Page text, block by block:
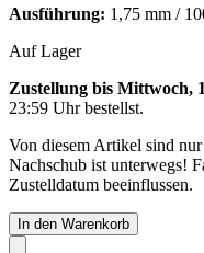
Ausführung: 1,75 mm /
Auf Lager
Zustellung bis Mittwoch,
23:59 Uhrbestellst.
Von diesem Artikel sind
Nachschub ist unterwegs!
Zustelldatum beeinflussen.
In den Warenkorb